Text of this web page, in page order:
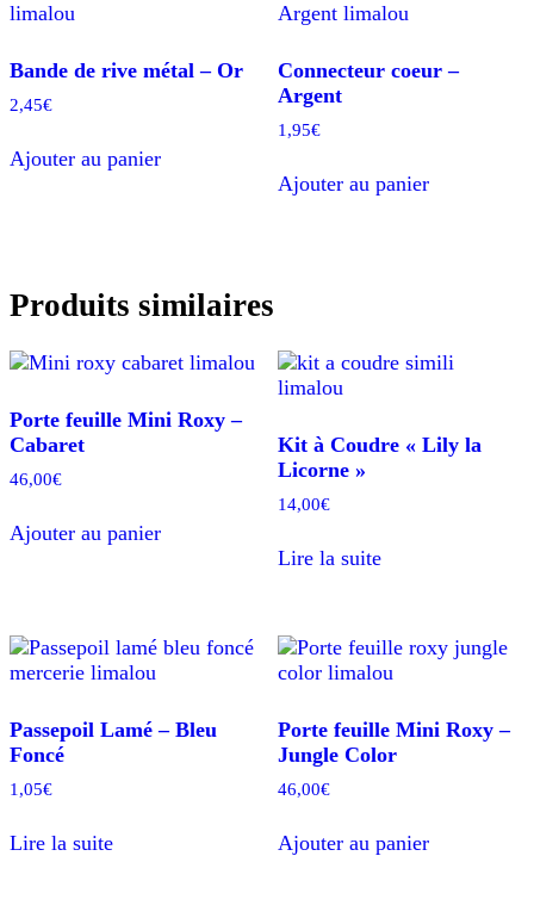
Bande de rive métal – Or
2,45€
Ajouter au panier
Connecteur coeur –
Argent
1,95€
Ajouter au panier
Produits similaires
Porte feuille Mini Roxy –
Cabaret
46,00€
Ajouter au panier
Kit à Coudre « Lily la
Licorne »
14,00€
Lire la suite
Passepoil Lamé – Bleu
Foncé
1,05€
Lire la suite
Porte feuille Mini Roxy –
Jungle Color
46,00€
Ajouter au panier